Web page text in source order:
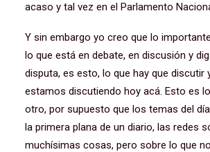
acaso y tal vez en el Parlamento
Y sin embargo yo creo que lo
lo que está en debate, en discusión y
disputa, es esto, lo que hay que discutir
estamos discutiendo hoy acá. Esto es
otro, por supuesto que los temas del
la primera plana de un diario, las redes
muchísimas cosas, pero sobre lo que